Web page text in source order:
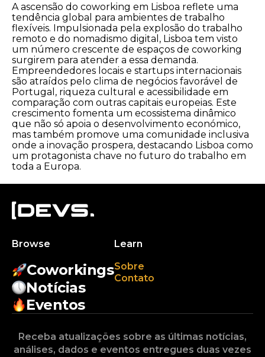
A ascensão do coworking em Lisboa reflete uma
tendência global para ambientes de trabalho
flexíveis. Impulsionada pela explosão do trabalho
remoto e do nomadismo digital, Lisboa tem visto
um número crescente de espaços de coworking
surgirem para atender a essa demanda.
Empreendedores locais e startups internacionais
são atraídos pelo clima de negócios favorável de
Portugal, riqueza cultural e acessibilidade em
comparação com outras capitais europeias. Este
crescimento fomenta um ecossistema dinâmico
que não só apoia o desenvolvimento económico,
mas também promove uma comunidade inclusiva
onde a inovação prospera, destacando Lisboa como
um protagonista chave no futuro do trabalho em
toda a Europa.
Browse
Coworkings
Notícias
Eventos
Learn
Sobre
Contato
Receba atualizações sobre as últimas notícias,
análises, dados e eventos entregues duas vezes